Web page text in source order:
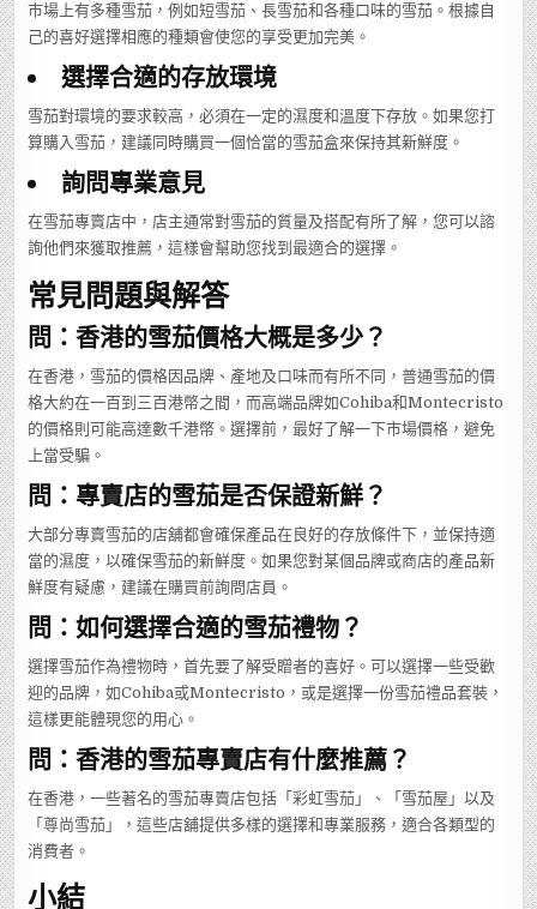
市場上有多種雪茄，例如短雪茄、長雪茄和各種口味的雪茄。根據自
己的喜好選擇相應的種類會使您的享受更加完美。
選擇合適的存放環境
雪茄對環境的要求較高，必須在一定的濕度和溫度下存放。如果您打
算購入雪茄，建議同時購買一個恰當的雪茄盒來保持其新鮮度。
詢問專業意見
在雪茄專賣店中，店主通常對雪茄的質量及搭配有所了解，您可以諮
詢他們來獲取推薦，這樣會幫助您找到最適合的選擇。
常見問題與解答
問：香港的雪茄價格大概是多少？
在香港，雪茄的價格因品牌、產地及口味而有所不同，普通雪茄的價
格大約在一百到三百港幣之間，而高端品牌如Cohiba和Montecristo
的價格則可能高達數千港幣。選擇前，最好了解一下市場價格，避免
上當受騙。
問：專賣店的雪茄是否保證新鮮？
大部分專賣雪茄的店舖都會確保產品在良好的存放條件下，並保持適
當的濕度，以確保雪茄的新鮮度。如果您對某個品牌或商店的產品新
鮮度有疑慮，建議在購買前詢問店員。
問：如何選擇合適的雪茄禮物？
選擇雪茄作為禮物時，首先要了解受贈者的喜好。可以選擇一些受歡
迎的品牌，如Cohiba或Montecristo，或是選擇一份雪茄禮品套裝，
這樣更能體現您的用心。
問：香港的雪茄專賣店有什麼推薦？
在香港，一些著名的雪茄專賣店包括「彩虹雪茄」、「雪茄屋」以及
「尊尚雪茄」，這些店舖提供多樣的選擇和專業服務，適合各類型的
消費者。
小結